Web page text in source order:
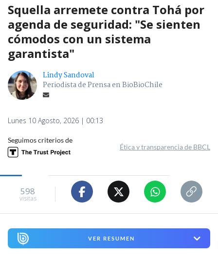
Squella arremete contra Tohá por
agenda de seguridad: "Se sienten
cómodos con un sistema
garantista"
Lindy Sandoval
Periodista de Prensa en BioBioChile
Lunes 10 Agosto, 2026 | 00:13
Seguimos criterios de
Ética y transparencia de BBCL
598
visitas
VER RESUMEN